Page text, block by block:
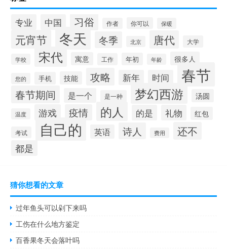
专业 中国 习俗 作者 你可以 保暖
元宵节 冬天 冬季 北京 唐代 大学
学校 宋代 寓意 工作 年初 年龄 很多人
您的 手机 技能 攻略 新年 时间 春节
春节期间 是一个 是一种 梦幻西游 汤圆
温度 游戏 疫情 的人 的是 礼物 红包
考试 自己的 英语 诗人 费用 还不
都是
猜你想看的文章
过年鱼头可以剁下来吗
工伤在什么地方鉴定
百香果冬天会落叶吗